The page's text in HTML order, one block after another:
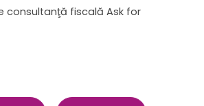
consultanţă fiscală Ask for